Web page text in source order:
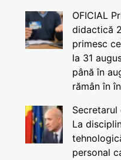
OFICIAL
didactică
primesc
la 31
până în
rămân în
La
personal